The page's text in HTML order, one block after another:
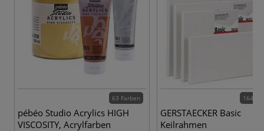
63 Farben
pébéo Studio Acrylics HIGH
VISCOSITY, Acrylfarben
164
GERSTAECKER Basic
Keilrahmen